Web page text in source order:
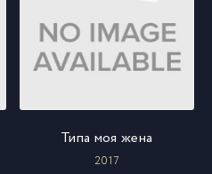
Типа моя жена
2017